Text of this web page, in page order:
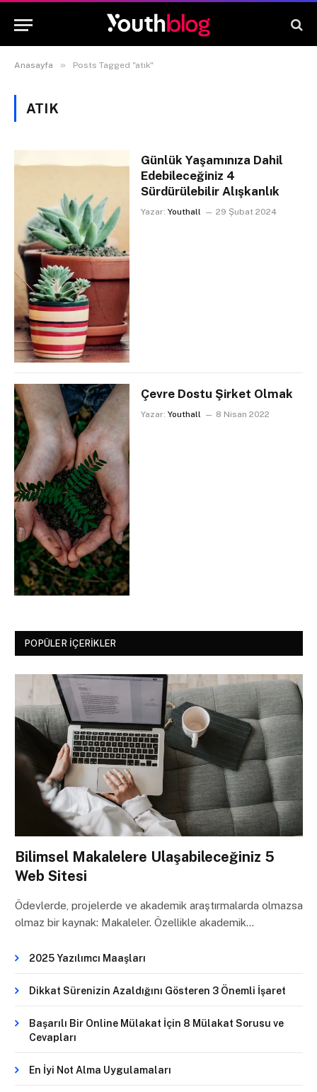
Anasayfa » Posts Tagged "atık"
ATIK
Günlük Yaşamınıza Dahil
Edebileceğiniz 4
Sürdürülebilir Alışkanlık
Yazar: Youthall 29 Şubat 2024
Çevre Dostu Şirket Olmak
Yazar: Youthall 8 Nisan 2022
POPÜLER İÇERIKLER
Bilimsel Makalelere Ulaşabileceğiniz 5
Web Sitesi
Ödevlerde, projelerde ve akademik araştırmalarda olmazsa
olmaz bir kaynak: Makaleler. Özellikle akademik…
2025 Yazılımcı Maaşları
Dikkat Sürenizin Azaldığını Gösteren 3 Önemli İşaret
Başarılı Bir Online Mülakat İçin 8 Mülakat Sorusu ve
Cevapları
En İyi Not Alma Uygulamaları